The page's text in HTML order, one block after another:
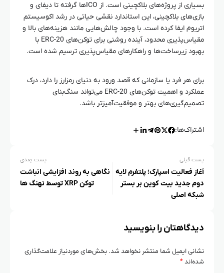
بسیاری از پروژه‌های بلاکچینی است. از ICOها گرفته تا دیفای و
بازی‌های بلاکچینی، این استاندارد نقشی حیاتی در رشد اکوسیستم
اتریوم ایفا کرده است. با وجود چالش‌هایی مانند هزینه‌های بالا و
مقیاس‌پذیری محدود، آینده روشنی برای توکن‌های ERC-20 با
بهبود زیرساخت‌ها و راهکارهای مقیاس‌پذیری ترسیم شده است.
برای هر فرد یا سازمانی که قصد ورود به دنیای رمزارز را دارد، درک
عملکرد و اهمیت توکن‌های ERC-20 می‌تواند سنگ‌بنای
تصمیم‌گیری‌های بهتر و موفقیت‌آمیزتر باشد.
اشتراک‌ها:
پست قبلی
آغاز فعالیت اسپارک؛ پلتفرم لایه
دوم جدید بیت کوین بر بستر
شبکه اصلی
پست بعدی
نگاهی به روند افزایشی انباشت
توکن XRP توسط نهنگ‌ ها
دیدگاهتان را بنویسید
نشانی ایمیل شما منتشر نخواهد شد. بخش‌های موردنیاز علامت‌گذاری
شده‌اند*